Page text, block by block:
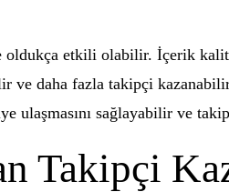
oldukça etkili olabilir. İçerik
ve daha fazla takipçi
ulaşmasını sağlayabilir ve
Takipçi